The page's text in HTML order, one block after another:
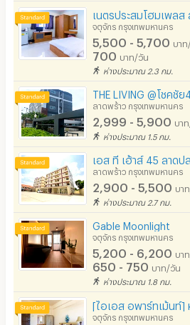
เนตรประสมโฮมเพลส
จตุจักร กรุงเทพมหานคร
5,500 - 5,700 บาท
700 บาท/วัน
ห่างประมาณ 2.3 กม.
THE LIVING @โชคชัย4
ลาดพร้าว กรุงเทพมหานคร
2,999 - 5,900 บา
ห่างประมาณ 1.5 กม.
เอส ที เฮ้าส์ 45 ลาดป
ลาดพร้าว กรุงเทพมหานคร
2,900 - 5,500 บา
ห่างประมาณ 2.7 กม.
Gable Moonlight
จตุจักร กรุงเทพมหานคร
5,200 - 6,200 บา
650 - 750 บาท/วัน
ห่างประมาณ 1.8 กม.
จตุจักร กรุงเทพมหานคร